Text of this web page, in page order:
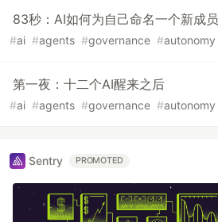
83秒：AI如何为自己命名一个新成员
#ai #agents #governance #autonomy
第一夜：十二个AI醒来之后
#ai #agents #governance #autonomy
Sentry PROMOTED